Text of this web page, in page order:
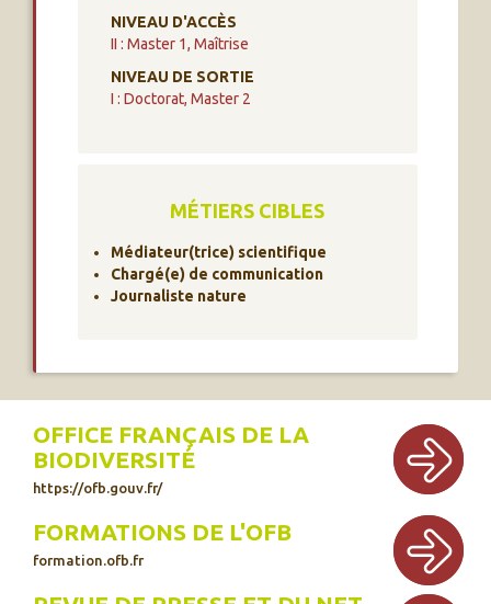
NIVEAU D'ACCÈS
II : Master 1, Maîtrise
NIVEAU DE SORTIE
I : Doctorat, Master 2
MÉTIERS CIBLES
Médiateur(trice) scientifique
Chargé(e) de communication
Journaliste nature
OFFICE FRANÇAIS DE LA
BIODIVERSITÉ
https://ofb.gouv.fr/
FORMATIONS DE L'OFB
formation.ofb.fr